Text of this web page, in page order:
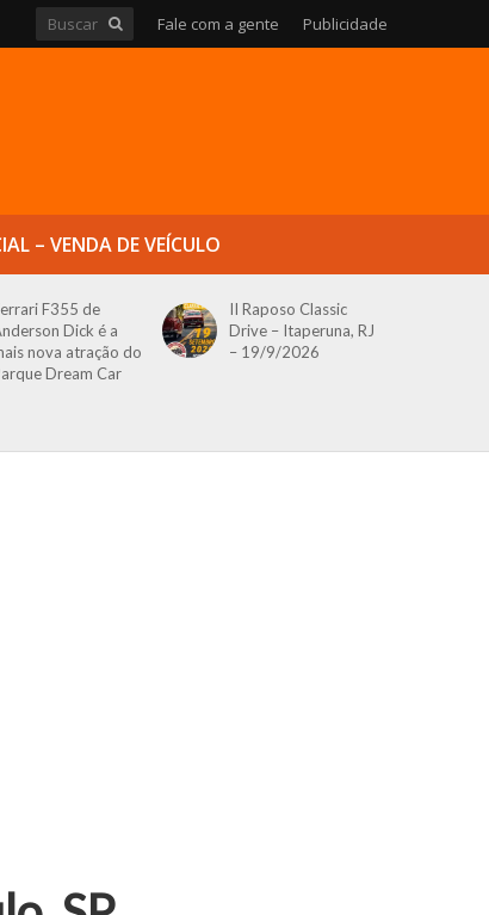
Fale com a gente Publicidade
– VENDA DE VEÍCULO
F355 de
Dick é a
nova atração do
Dream Car
II Raposo Classic
Drive – Itaperuna, RJ
– 19/9/2026